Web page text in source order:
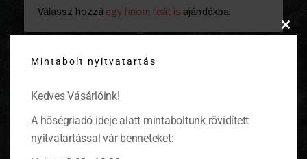
Válassz hozzá egy finom teát is ajándékba.
Mintabolt nyitvatartás
Kedves Vásárlóink!
A hőségriadó ideje alatt mintaboltunk rövidített
nyitvatartással vár benneteket: